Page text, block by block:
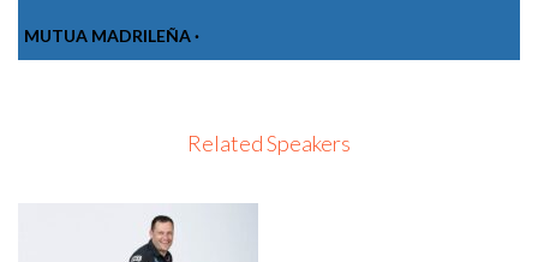
MUTUA MADRILEÑA ·
Related Speakers